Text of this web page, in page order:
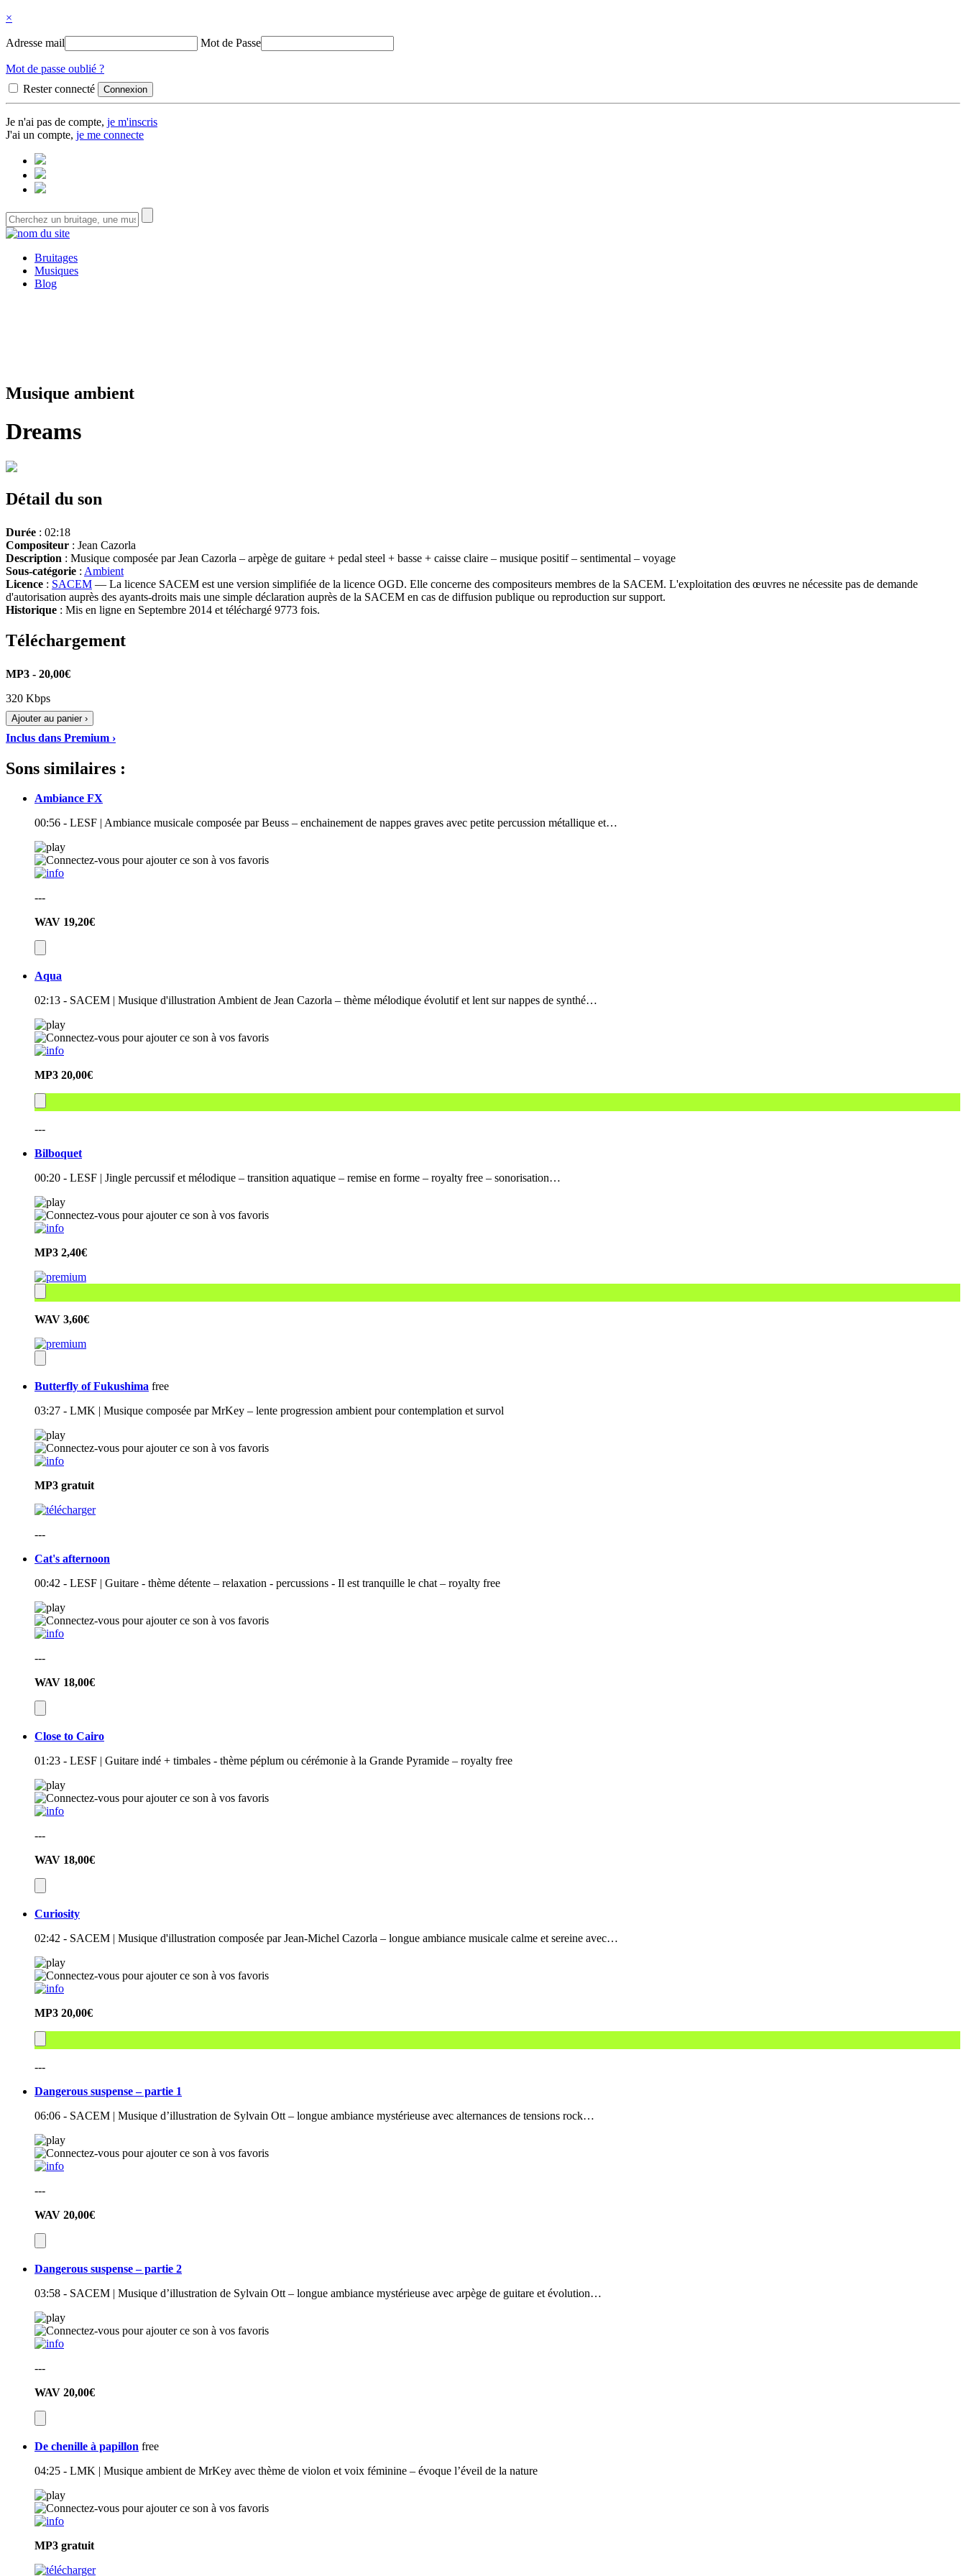
×
Adresse mail Mot de Passe
Mot de passe oublié ?
Rester connecté
Je n'ai pas de compte, je m'inscris
J'ai un compte, je me connecte
Bruitages
Musiques
Blog
Musique ambient
Dreams
Détail du son
Durée : 02:18
Compositeur : Jean Cazorla
Description : Musique composée par Jean Cazorla – arpège de guitare + pedal steel + basse + caisse claire – musique positif – sentimental – voyage
Sous-catégorie : Ambient
Licence : SACEM — La licence SACEM est une version simplifiée de la licence OGD. Elle concerne des compositeurs membres de la SACEM. L'exploitation des œuvres ne nécessite pas de demande
d'autorisation auprès des ayants-droits mais une simple déclaration auprès de la SACEM en cas de diffusion publique ou reproduction sur support.
Historique : Mis en ligne en Septembre 2014 et téléchargé 9773 fois.
Téléchargement
MP3 - 20,00€
320 Kbps
Ajouter au panier ›
Inclus dans Premium ›
Sons similaires :
Ambiance FX
00:56 - LESF | Ambiance musicale composée par Beuss – enchainement de nappes graves avec petite percussion métallique et…
---
WAV 19,20€
Aqua
02:13 - SACEM | Musique d'illustration Ambient de Jean Cazorla – thème mélodique évolutif et lent sur nappes de synthé…
MP3 20,00€
---
Bilboquet
00:20 - LESF | Jingle percussif et mélodique – transition aquatique – remise en forme – royalty free – sonorisation…
MP3 2,40€
WAV 3,60€
Butterfly of Fukushima free
03:27 - LMK | Musique composée par MrKey – lente progression ambient pour contemplation et survol
MP3 gratuit
---
Cat's afternoon
00:42 - LESF | Guitare - thème détente – relaxation - percussions - Il est tranquille le chat – royalty free
---
WAV 18,00€
Close to Cairo
01:23 - LESF | Guitare indé + timbales - thème péplum ou cérémonie à la Grande Pyramide – royalty free
---
WAV 18,00€
Curiosity
02:42 - SACEM | Musique d'illustration composée par Jean-Michel Cazorla – longue ambiance musicale calme et sereine avec…
MP3 20,00€
---
Dangerous suspense – partie 1
06:06 - SACEM | Musique d’illustration de Sylvain Ott – longue ambiance mystérieuse avec alternances de tensions rock…
---
WAV 20,00€
Dangerous suspense – partie 2
03:58 - SACEM | Musique d’illustration de Sylvain Ott – longue ambiance mystérieuse avec arpège de guitare et évolution…
---
WAV 20,00€
De chenille à papillon free
04:25 - LMK | Musique ambient de MrKey avec thème de violon et voix féminine – évoque l’éveil de la nature
MP3 gratuit